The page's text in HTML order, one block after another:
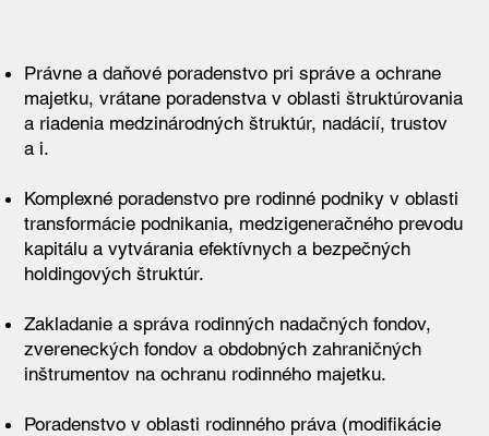
Právne a daňové poradenstvo pri správe a ochrane
majetku, vrátane poradenstva v oblasti štruktúrovania
a riadenia medzinárodných štruktúr, nadácií, trustov
a i.
Komplexné poradenstvo pre rodinné podniky v oblasti
transformácie podnikania, medzigeneračného prevodu
kapitálu a vytvárania efektívnych a bezpečných
holdingových štruktúr.
Zakladanie a správa rodinných nadačných fondov,
zvereneckých fondov a obdobných zahraničných
inštrumentov na ochranu rodinného majetku.
Poradenstvo v oblasti rodinného práva (modifikácie